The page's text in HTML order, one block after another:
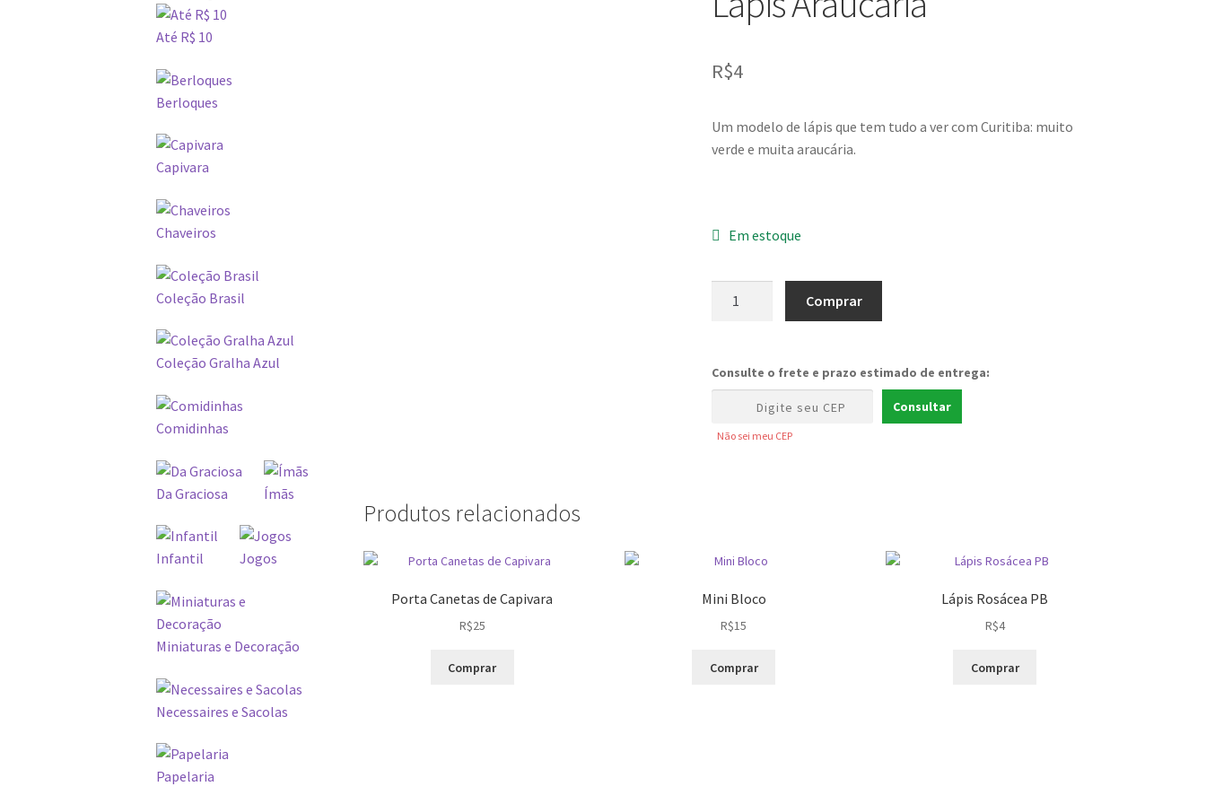
R$4
Um modelo de lápis que tem tudo a ver com Curitiba: muito
verde e muita araucária.
Em estoque
Comprar
Consulte o frete e prazo estimado de entrega:
Consultar
Não sei meu CEP
Produtos relacionados
Porta Canetas de Capivara
R$25
Comprar
Mini Bloco
R$15
Comprar
Lápis Rosácea PB
R$4
Comprar
Até R$ 10
Berloques
Capivara
Chaveiros
Coleção Brasil
Coleção Gralha Azul
Comidinhas
Da Graciosa Ímãs
Infantil Jogos
Miniaturas e Decoração
Necessaires e Sacolas
Papelaria